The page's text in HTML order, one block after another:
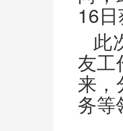
16
此
友工
来，
务等